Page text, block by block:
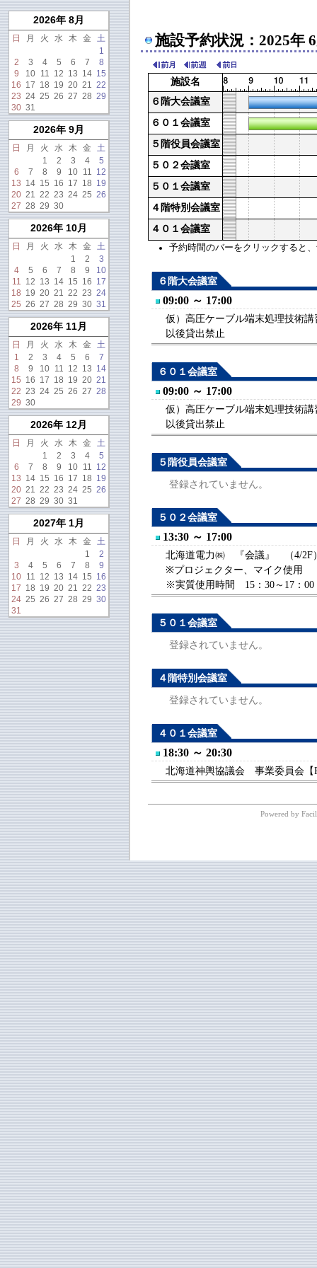
施設予約状況：2025年
施設名
予約時間のバーをクリックすると
６階大会議室
６０１会議室
５階役員会議室
５０２会議室
５０１会議室
４階特別会議室
４０１会議室
６階大会議室
09:00 ～ 17:00
仮）高圧ケーブル端末処理技術講
以後貸出禁止
６０１会議室
09:00 ～ 17:00
仮）高圧ケーブル端末処理技術講
以後貸出禁止
５階役員会議室
登録されていません。
５０２会議室
13:30 ～ 17:00
北海道電力㈱ 『会議』 （4/2F
※プロジェクター、マイク使用
※実質使用時間 15：30～17：00
５０１会議室
登録されていません。
４階特別会議室
登録されていません。
４０１会議室
18:30 ～ 20:30
北海道神輿協議会 事業委員会【
Powered by
2026年 8月
日 月 火 水 木 金
土
1
2
3 4 5 6 7
8
9
10 11 12 13 14 15
16 17 18 19 20 21 22
23 24 25 26 27 28 29
30 31
2026年 9月
日 月 火 水 木 金
土
1
2 3 4
5
6
7 8 9 10 11 12
13 14 15 16 17 18 19
20 21 22 23 24 25 26
27 28 29 30
2026年 10月
日 月 火 水 木 金
土
1
2
3
4
5 6 7 8 9
10
11 12 13 14 15 16 17
18 19 20 21 22 23 24
25 26 27 28 29 30 31
2026年 11月
日 月 火 水 木 金
土
1
2 3 4 5 6
7
8
9 10 11 12 13 14
15 16 17 18 19 20 21
22 23 24 25 26 27 28
29 30
2026年 12月
日 月 火 水 木 金
土
1
2 3 4
5
6
7 8 9 10 11 12
13 14 15 16 17 18 19
20 21 22 23 24 25 26
27 28 29 30 31
2027年 1月
日 月 火 水 木 金
土
1
2
3
4 5 6 7 8
9
10 11 12 13 14 15 16
17 18 19 20 21 22 23
24 25 26 27 28 29 30
31